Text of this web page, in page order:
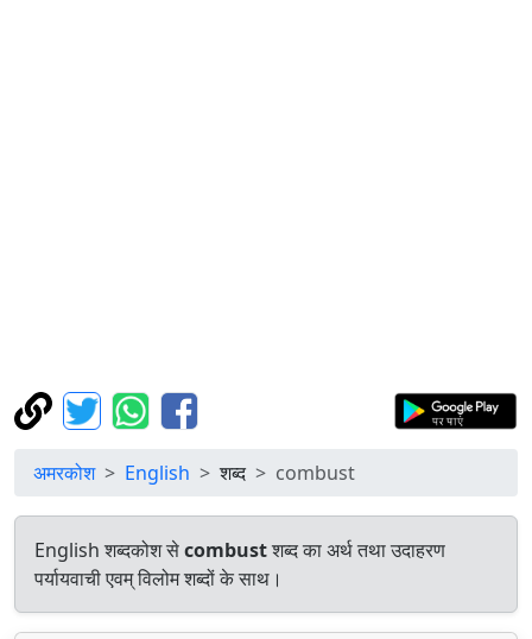
अमरकोश English शब्द combust
English शब्दकोश सेcombustशब्द का अर्थ तथा उदाहरण
पर्यायवाची एवम् विलोम शब्दों के साथ।